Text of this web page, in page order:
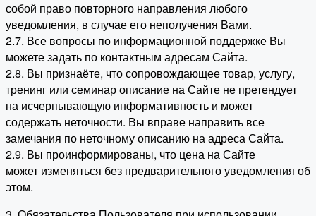
собой право повторного направления любого
уведомления, в случае его неполучения Вами.
2.7. Все вопросы по информационной поддержке Вы
можете задать по контактным адресам Сайта.
2.8. Вы признаёте, что сопровождающее товар, услугу,
тренинг или семинар описание на Сайте не претендует
на исчерпывающую информативность и может
содержать неточности. Вы вправе направить все
замечания по неточному описанию на адреса Сайта.
2.9. Вы проинформированы, что цена на Сайте
может изменяться без предварительного уведомления об
этом.